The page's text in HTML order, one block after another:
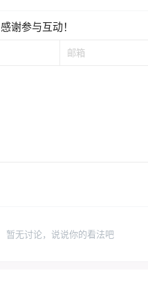
谢参与互动！
暂无讨论，说说你的看法吧